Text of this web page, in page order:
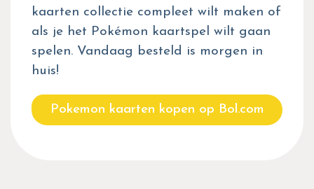
kaarten collectie compleet wilt maken of
als je het Pokémon kaartspel wilt gaan
spelen. Vandaag besteld is morgen in
huis!
Pokemon kaarten kopen op Bol.com